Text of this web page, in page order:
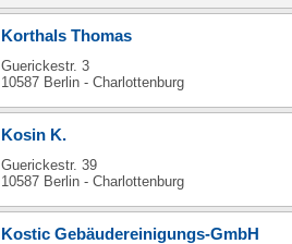
Korthals Thomas
Guerickestr. 3
10587 Berlin - Charlottenburg
Kosin K.
Guerickestr. 39
10587 Berlin - Charlottenburg
Kostic Gebäudereinigungs-GmbH